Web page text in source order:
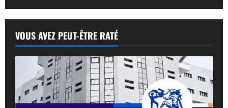
VOUS AVEZ PEUT-ÊTRE RATÉ